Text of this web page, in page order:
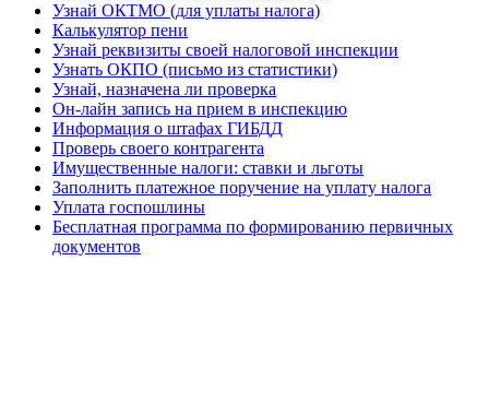
Узнай ОКТМО (для уплаты налога)
Калькулятор пени
Узнай реквизиты своей налоговой инспекции
Узнать ОКПО (письмо из статистики)
Узнай, назначена ли проверка
Он-лайн запись на прием в инспекцию
Информация о штафах ГИБДД
Проверь своего контрагента
Имущественные налоги: ставки и льготы
Заполнить платежное поручение на уплату налога
Уплата госпошлины
Бесплатная программа по формированию первичных
документов